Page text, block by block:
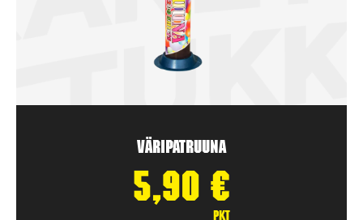
Väripatruuna
5,90 €